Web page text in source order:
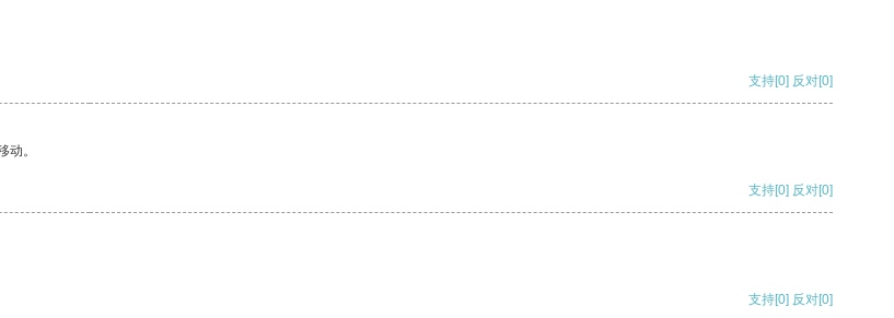
支持[0] 反对[0]
。
支持[0] 反对[0]
支持[0] 反对[0]